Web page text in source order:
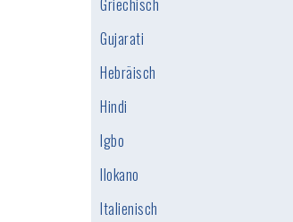
Griechisch
Gujarati
Hebräisch
Hindi
Igbo
Ilokano
Italienisch